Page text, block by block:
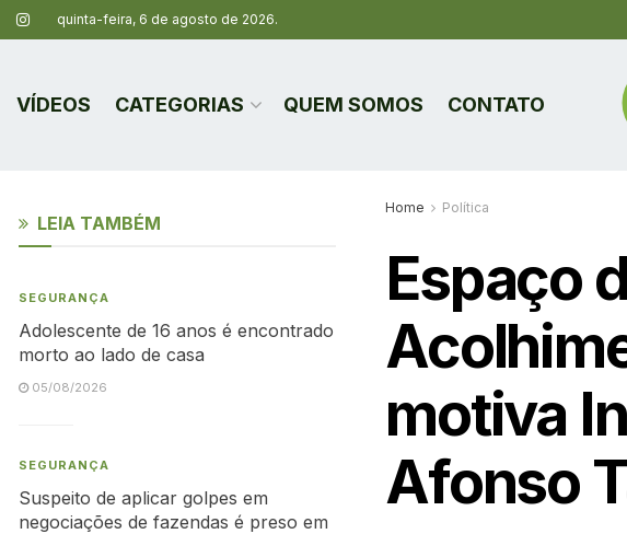
quinta-feira, 6 de agosto de 2026.
VÍDEOS CATEGORIAS QUEM SOMOS CONTATO
Home Política
Espaço
motiva
Afonso
LEIA TAMBÉM
SEGURANÇA
Adolescente de 16 anos é encontrado
morto ao lado de casa
05/08/2026
SEGURANÇA
Suspeito de aplicar golpes em
negociações de fazendas é preso em